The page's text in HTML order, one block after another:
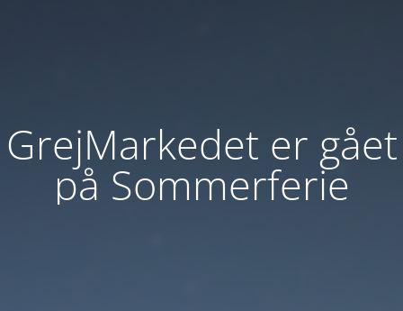
GrejMarkedet er gået
på Sommerferie